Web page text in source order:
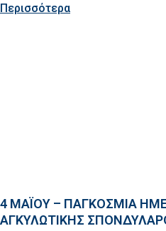
Περισσότερα
4 ΜΑΪΟΥ – ΠΑΓΚΟΣΜΙΑ
ΑΓΚΥΛΩΤΙΚΗΣ